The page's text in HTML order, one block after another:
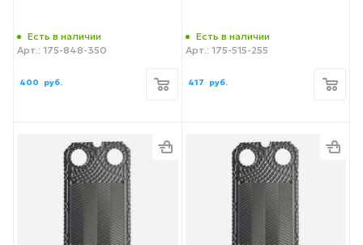
Есть в наличии
Арт.: 175-848-350
400 руб.
Есть в наличии
Арт.: 175-515-255
417 руб.